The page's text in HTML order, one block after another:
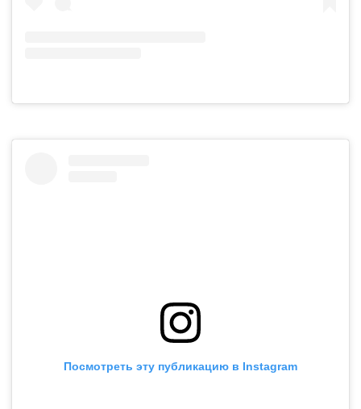
Посмотреть эту публикацию в Instagram